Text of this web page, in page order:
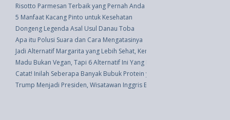
Risotto Parmesan Terbaik yang Pernah Anda Rasakan
5 Manfaat Kacang Pinto untuk Kesehatan
Dongeng Legenda Asal Usul Danau Toba
Apa itu Polusi Suara dan Cara Mengatasinya
Jadi Alternatif Margarita yang Lebih Sehat, Kenali Apa itu Ranch Water?
Madu Bukan Vegan, Tapi 6 Alternatif Ini Yang Paling Pasti
Catat! Inilah Seberapa Banyak Bubuk Protein yang Harus Anda Konsumsi
Trump Menjadi Presiden, Wisatawan Inggris Berpikir Ulang Berwisata ke